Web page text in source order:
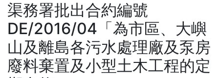
渠務署批出合約編號
DE/2016/04「為市區、大嶼
山及離島各污水處理廠及泵房
廢料棄置及小型土木工程的定